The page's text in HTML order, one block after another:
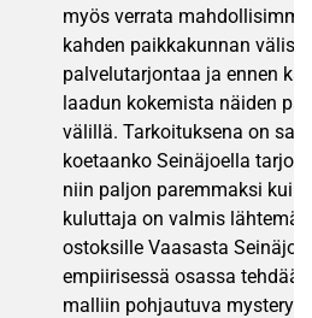
myös verrata
kahden paikkakunnan välistä
palvelutarjontaa ja ennen
laadun kokemista näiden
välillä. Tarkoituksena on
koetaanko Seinäjoella
niin paljon paremmaksi kuin
kuluttaja on valmis
ostoksille Vaasasta
empiirisessä osassa tehdään
malliin pohjautuva mystery